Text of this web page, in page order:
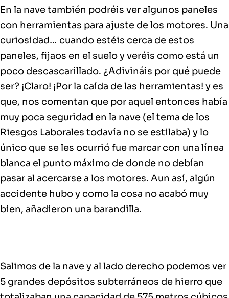
En la nave también podréis ver algunos paneles
con herramientas para ajuste de los motores. Una
curiosidad… cuando estéis cerca de estos
paneles, fijaos en el suelo y veréis como está un
poco descascarillado. ¿Adivináis por qué puede
ser? ¡Claro! ¡Por la caída de las herramientas! y es
que, nos comentan que por aquel entonces había
muy poca seguridad en la nave (el tema de los
Riesgos Laborales todavía no se estilaba) y lo
único que se les ocurrió fue marcar con una línea
blanca el punto máximo de donde no debían
pasar al acercarse a los motores. Aun así, algún
accidente hubo y como la cosa no acabó muy
bien, añadieron una barandilla.
Salimos de la navey al lado derecho podemos ver
5 grandes depósitos subterráneos de hierro que